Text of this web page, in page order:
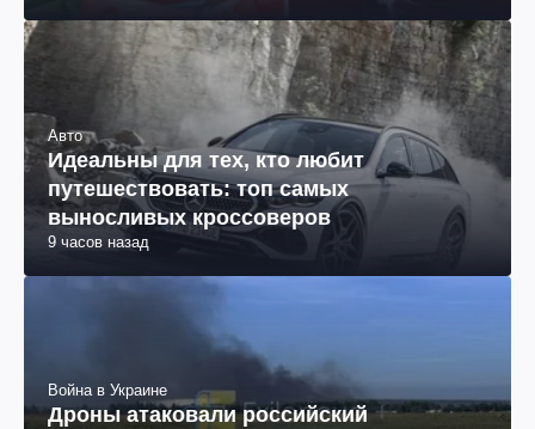
Авто
Идеальны для тех, кто любит
путешествовать: топ самых
выносливых кроссоверов
9 часов назад
Война в Украине
Дроны атаковали российский